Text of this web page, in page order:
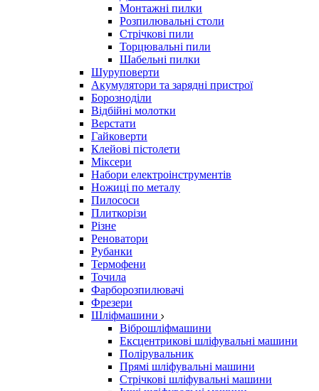
Монтажні пилки
Розпилювальні столи
Стрічкові пили
Торцювальні пили
Шабельні пилки
Шуруповерти
Акумулятори та зарядні пристрої
Борозноділи
Відбійні молотки
Верстати
Гайковерти
Клейові пістолети
Міксери
Набори електроінструментів
Ножиці по металу
Пилососи
Плиткорізи
Різне
Реноватори
Рубанки
Термофени
Точила
Фарборозпилювачі
Фрезери
Шліфмашини
Віброшліфмашини
Ексцентрикові шліфувальні машини
Полірувальник
Прямі шліфувальні машини
Стрічкові шліфувальні машини